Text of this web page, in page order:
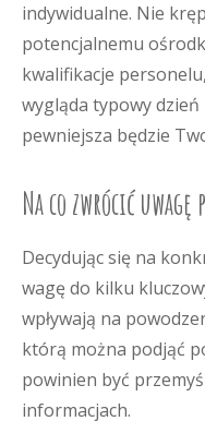
indywidualne. Nie
potencjalnemu
kwalifikacje
wygląda typowy dzień
pewniejsza będzie
Na co zwrócić uwagę
Decydując się na
wagę do kilku
wpływają na
którą można podjąć
powinien być
informacjach.